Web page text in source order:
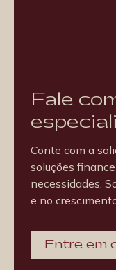
Fale
Conte com a
soluções
necessidades.
e no
Entre em